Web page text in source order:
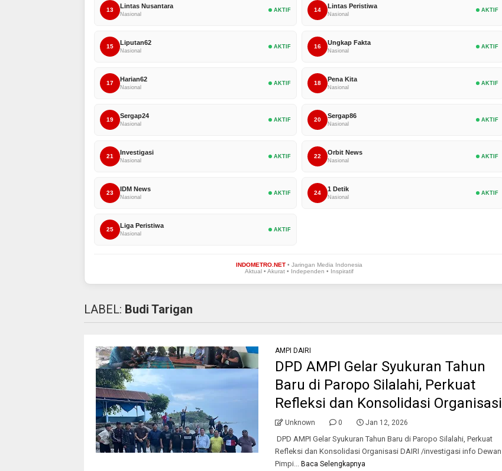
13
Lintas Nusantara
Nasional
AKTIF 14
Lintas Peristiwa
Nasional
AKTIF
15
Liputan62
Nasional
AKTIF 16
Ungkap Fakta
Nasional
AKTIF
17
Harian62
Nasional
AKTIF 18
Pena Kita
Nasional
AKTIF
19
Sergap24
Nasional
AKTIF 20
Sergap86
Nasional
AKTIF
21
Investigasi
Nasional
AKTIF 22
Orbit News
Nasional
AKTIF
23
IDM News
Nasional
AKTIF 24
1 Detik
Nasional
AKTIF
25
Liga Peristiwa
Nasional
AKTIF
INDOMETRO.NET • Jaringan Media Indonesia
Aktual • Akurat • Independen • Inspiratif
LABEL: Budi Tarigan
AMPI DAIRI
DPD AMPI Gelar Syukuran Tahun
Baru di Paropo Silalahi, Perkuat
Refleksi dan Konsolidasi Organisasi
Unknown 0 Jan 12, 2026
DPD AMPI Gelar Syukuran Tahun Baru di Paropo Silalahi, Perkuat
Refleksi dan Konsolidasi Organisasi DAIRI /investigasi info Dewan
Pimpi...
Baca Selengkapnya